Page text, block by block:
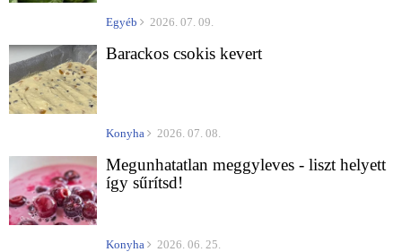
Egyéb 2026. 07. 09.
Barackos csokis kevert
Konyha 2026. 07. 08.
Megunhatatlan meggyleves - liszt helyett
így sűrítsd!
Konyha 2026. 06. 25.